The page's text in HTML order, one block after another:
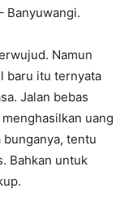
Banyuwangi.
Namun
baru itu ternyata
Jalan bebas
uang
tentu
Bahkan untuk